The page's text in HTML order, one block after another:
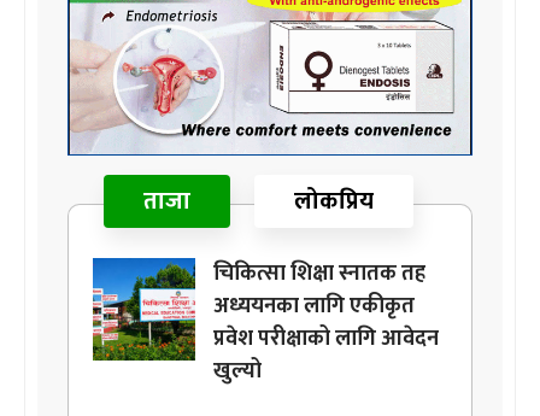
ताजा लोकप्रिय
चिकित्सा शिक्षा स्नातक तह
अध्ययनका लागि एकीकृत
प्रवेश परीक्षाको लागि आवेदन
खुल्यो